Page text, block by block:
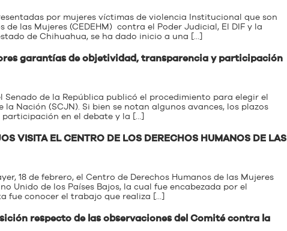
por mujeres víctimas de violencia Institucional que son
las Mujeres (CEDEHM) contra el Poder Judicial, El DIF y la
de Chihuahua, se ha dado inicio a una […]
garantías de objetividad, transparencia y participación
Senado de la República publicó el procedimiento para elegir el
Nación (SCJN). Si bien se notan algunos avances, los plazos
en el debate y la […]
VISITA EL CENTRO DE LOS DERECHOS HUMANOS DE LAS
18 de febrero, el Centro de Derechos Humanos de las Mujeres
Unido de los Países Bajos, la cual fue encabezada por el
fue conocer el trabajo que realiza […]
respecto de las observaciones del Comité contra la